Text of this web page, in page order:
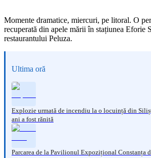
Momente dramatice, miercuri, pe litoral. O
recuperată din apele mării în stațiunea Eforie
restaurantului Peluza.
Ultima oră
Explozie urmată de incendiu la o locuință din
ani a fost rănită
Parcarea de la Pavilionul Expozițional Constanța